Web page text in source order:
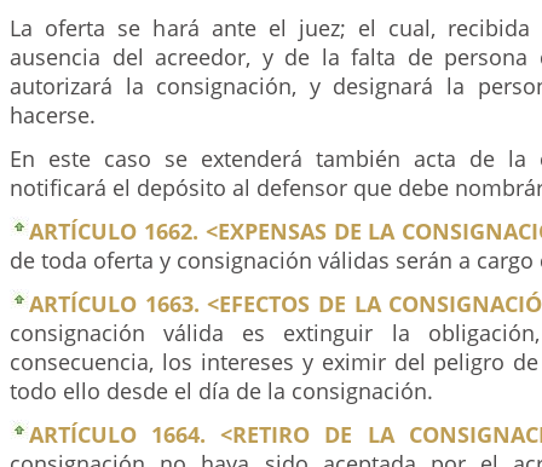
La oferta se hará ante el juez; el cual,
ausencia del acreedor, y de la falta de persona
autorizará la consignación, y designará la
hacerse.
En este caso se extenderá también acta de la
notificará el depósito al defensor que debe
ARTÍCULO 1662. <EXPENSAS DE LA
de toda oferta y consignación válidas serán a cargo
ARTÍCULO 1663. <EFECTOS DE LA
consignación válida es extinguir la
consecuencia, los intereses y eximir del peligro
todo ello desde el día de la consignación.
ARTÍCULO 1664. <RETIRO DE LA